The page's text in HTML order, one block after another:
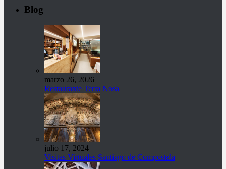
Blog
marzo 26, 2026
Restaurante Terra Nosa
julio 17, 2024
Visitas Virtuales Santiago de Compostela